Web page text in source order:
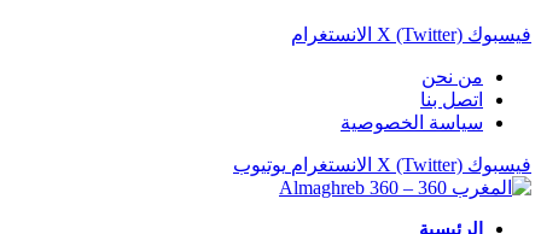
فيسبوك X (Twitter) الانستغرام
من نحن
اتصل بنا
سياسة الخصوصية
فيسبوك X (Twitter) الانستغرام يوتيوب
الرئيسية